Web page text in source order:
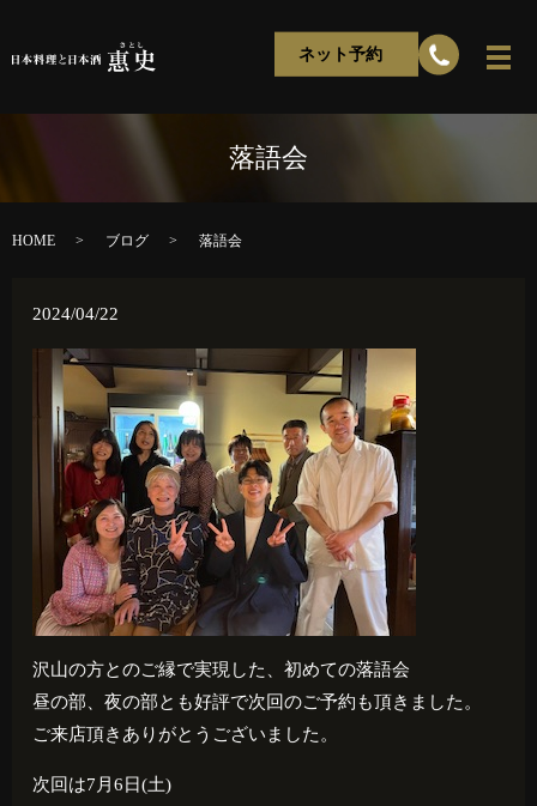
ネット予約
落語会
HOME ブログ 落語会
2024/04/22
沢山の方とのご縁で実現した、初めての落語会
昼の部、夜の部とも好評で次回のご予約も頂きました。
ご来店頂きありがとうございました。
次回は7月6日(土)